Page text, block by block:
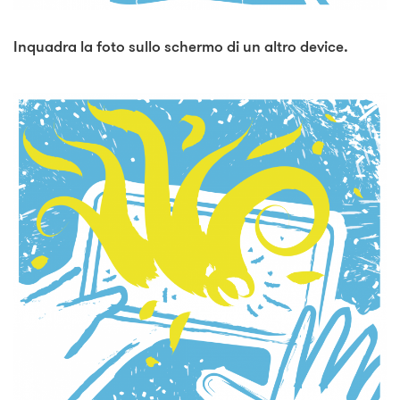
Inquadra la foto sullo schermo di un altro device.